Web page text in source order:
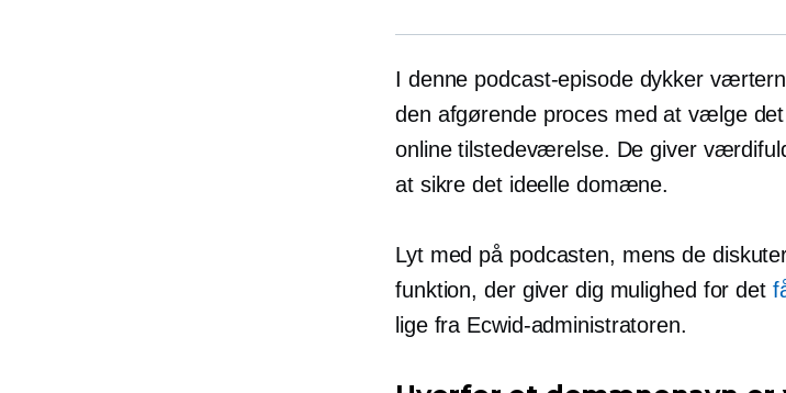
I denne podcast-episode dykker
den afgørende proces med at vælge
online tilstedeværelse. De giver
at sikre det ideelle domæne.
Lyt med på podcasten, mens de
funktion, der giver dig mulighed for det
lige fra Ecwid-administratoren.